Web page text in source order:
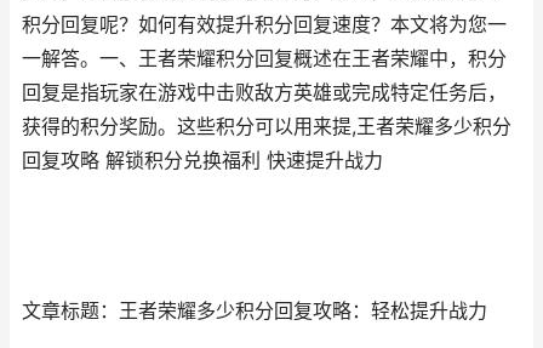
积分回复呢？如何有效提升积分回复速度？本文将为您一
一解答。一、王者荣耀积分回复概述在王者荣耀中，积分
回复是指玩家在游戏中击败敌方英雄或完成特定任务后，
获得的积分奖励。这些积分可以用来提,王者荣耀多少积分
回复攻略 解锁积分兑换福利 快速提升战力
文章标题：王者荣耀多少积分回复攻略：轻松提升战力